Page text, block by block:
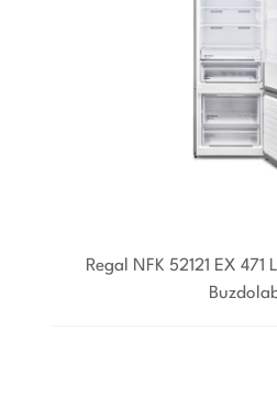
Regal NFK 52121 EX